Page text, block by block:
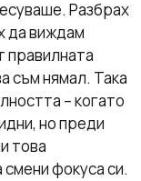
Разбрах
да виждам
правилната
съм нямал. Така
– когато
но преди
това
фокуса си.